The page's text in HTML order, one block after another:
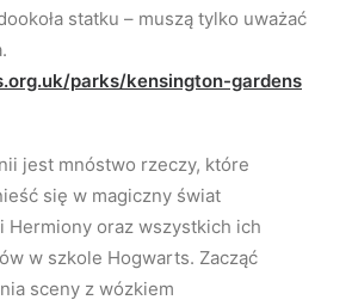
statku – muszą tylko uważać
parks/kensington-gardens
jest mnóstwo rzeczy, które
się w magiczny świat
i Hermiony oraz wszystkich ich
w szkole Hogwarts. Zacząć
sceny z wózkiem